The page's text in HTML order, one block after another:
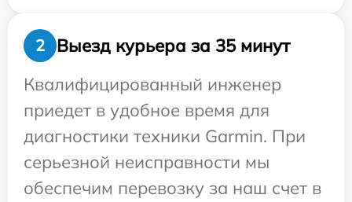
2
Выезд курьера за 35 минут
Квалифицированный инженер
приедет в удобное время для
диагностики техники Garmin. При
серьезной неисправности мы
обеспечим перевозку за наш счет в